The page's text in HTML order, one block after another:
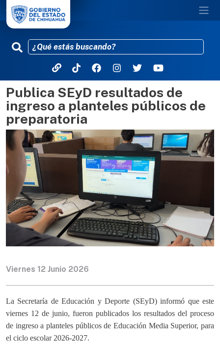
Pasar al contenido principal
Publica SEyD resultados de
ingreso a planteles públicos de
preparatoria
Viernes 12 Junio 2026
La Secretaría de Educación y Deporte (SEyD) informó que este
viernes 12 de junio, fueron publicados los resultados del proceso
de ingreso a planteles públicos de Educación Media Superior, para
el ciclo escolar 2026-2027.